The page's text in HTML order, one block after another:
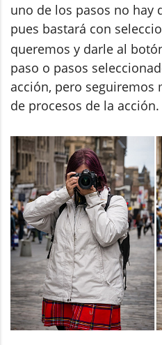
uno de los pasos no hay
pues bastará con
queremos y darle al
paso o pasos
acción, pero seguiremos
de procesos de la acción.